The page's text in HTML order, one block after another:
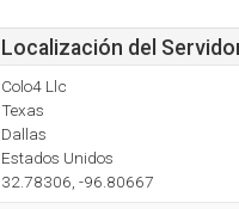
Localización del
Colo4 Llc
Texas
Dallas
Estados Unidos
32.78306, -96.80667